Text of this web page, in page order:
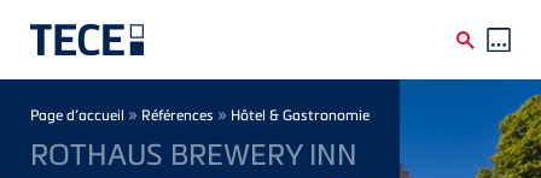
Breadcrumb
Page d’accueil » Références » Hôtel & Gastronomie
ROTHAUS BREWERY INN